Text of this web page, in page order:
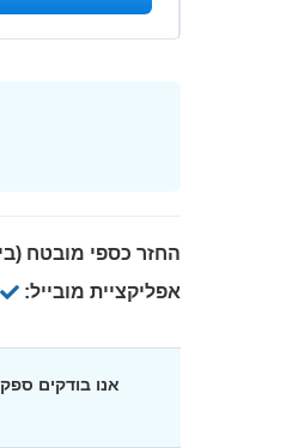
החזר כספי מובטח
אפליקציית מובייל:
אנו בודקים